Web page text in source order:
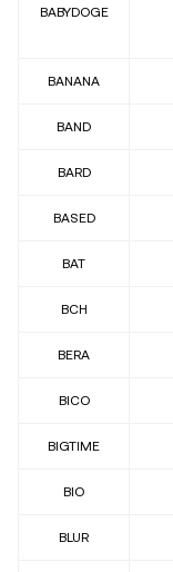
BABYDOGE
BANANA
BAND
BARD
BASED
BAT
BCH
BERA
BICO
BIGTIME
BIO
BLUR